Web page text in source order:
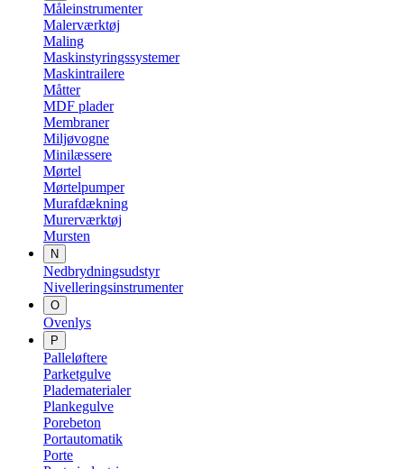
Måleinstrumenter
Malerværktøj
Maling
Maskinstyringssystemer
Maskintrailere
Måtter
MDF plader
Membraner
Miljøvogne
Minilæssere
Mørtel
Mørtelpumper
Murafdækning
Murerværktøj
Mursten
N
Nedbrydningsudstyr
Nivelleringsinstrumenter
O
Ovenlys
P
Palleløftere
Parketgulve
Pladematerialer
Plankegulve
Porebeton
Portautomatik
Porte